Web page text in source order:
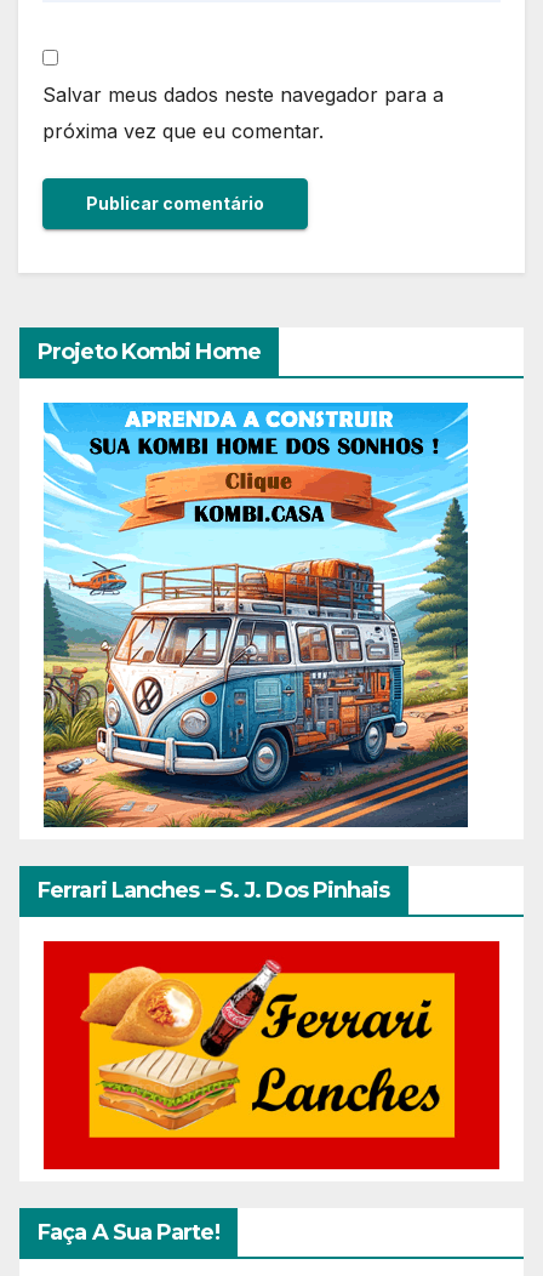
Salvar meus dados neste navegador para a
próxima vez que eu comentar.
Projeto Kombi Home
Ferrari Lanches – S. J. Dos Pinhais
Faça A Sua Parte!